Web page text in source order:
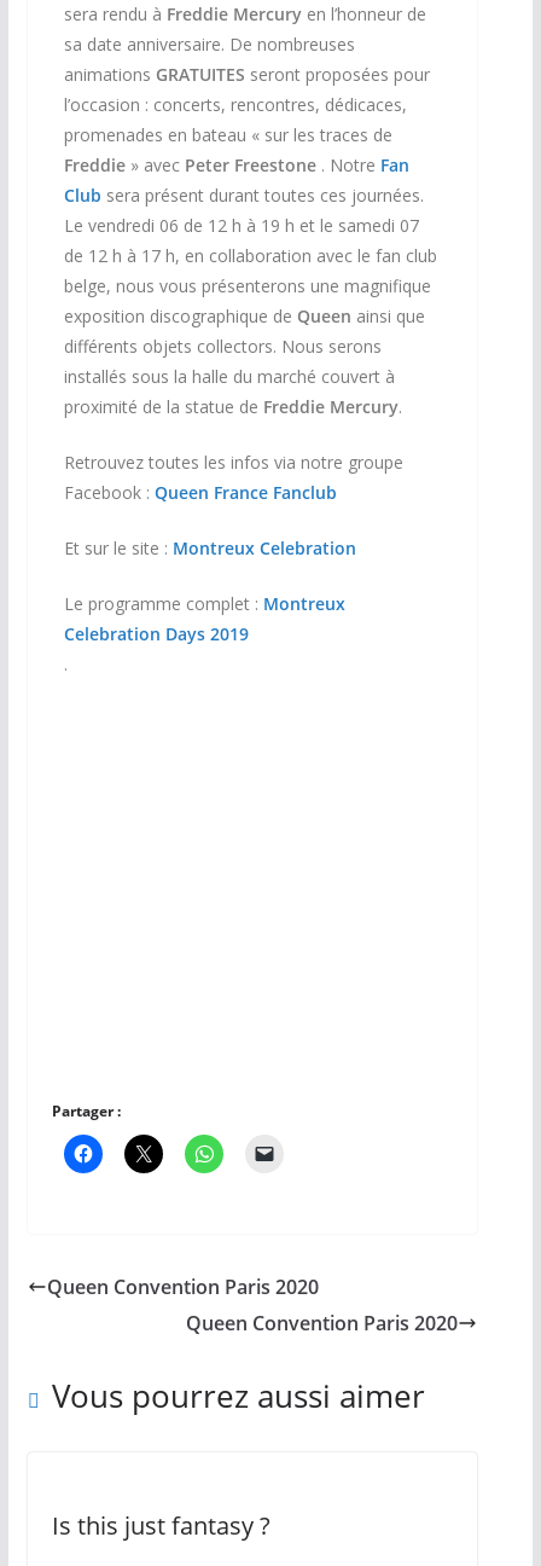
sera rendu à Freddie Mercuryen l’honneur de
sa date anniversaire. De nombreuses
animations GRATUITES seront proposées pour
l’occasion : concerts, rencontres, dédicaces,
promenades en bateau « sur les traces de
Freddie» avecPeter Freestone. Notre Fan
Club sera présent durant toutes ces journées.
Le vendredi 06 de 12 h à 19 h et le samedi 07
de 12 h à 17 h, en collaboration avec le fan club
belge, nous vous présenterons une magnifique
exposition discographique de Queen ainsi que
différents objets collectors. Nous serons
installés sous la halle du marché couvert à
proximité de la statue de Freddie Mercury.
Retrouvez toutes les infos via notre groupe
Facebook : Queen France Fanclub
Et sur le site : Montreux Celebration
Le programme complet : Montreux
Celebration Days 2019
.
Partager :
Queen Convention Paris 2020
Queen Convention Paris 2020
Vous pourrez aussi aimer
Is this just fantasy ?